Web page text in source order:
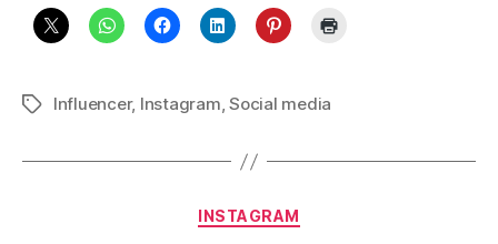
Schlagwörter
Influencer, Instagram,Social media
Kategorien
INSTAGRAM